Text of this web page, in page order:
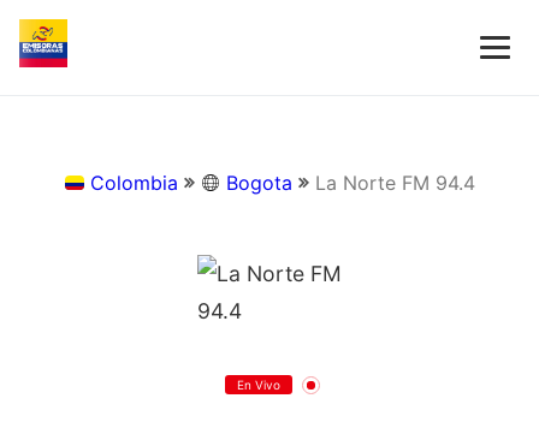
Colombia Bogota La Norte FM 94.4
En Vivo